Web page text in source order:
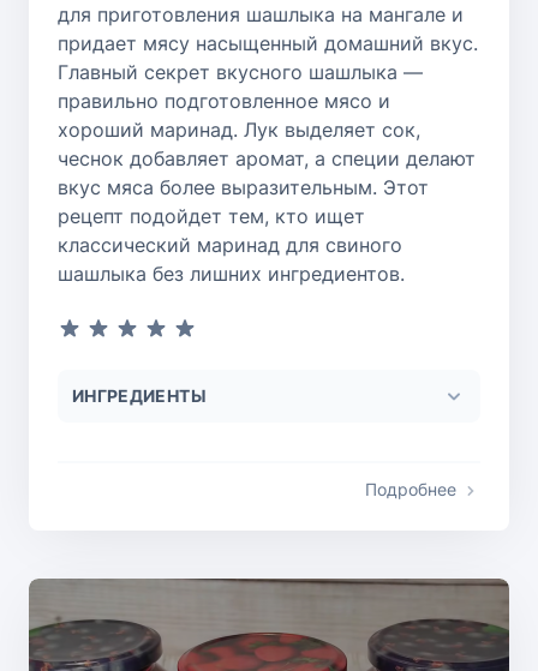
для приготовления шашлыка на мангале и
придает мясу насыщенный домашний вкус.
Главный секрет вкусного шашлыка —
правильно подготовленное мясо и
хороший маринад. Лук выделяет сок,
чеснок добавляет аромат, а специи делают
вкус мяса более выразительным. Этот
рецепт подойдет тем, кто ищет
классический маринад для свиного
шашлыка без лишних ингредиентов.
ИНГРЕДИЕНТЫ
Подробнее